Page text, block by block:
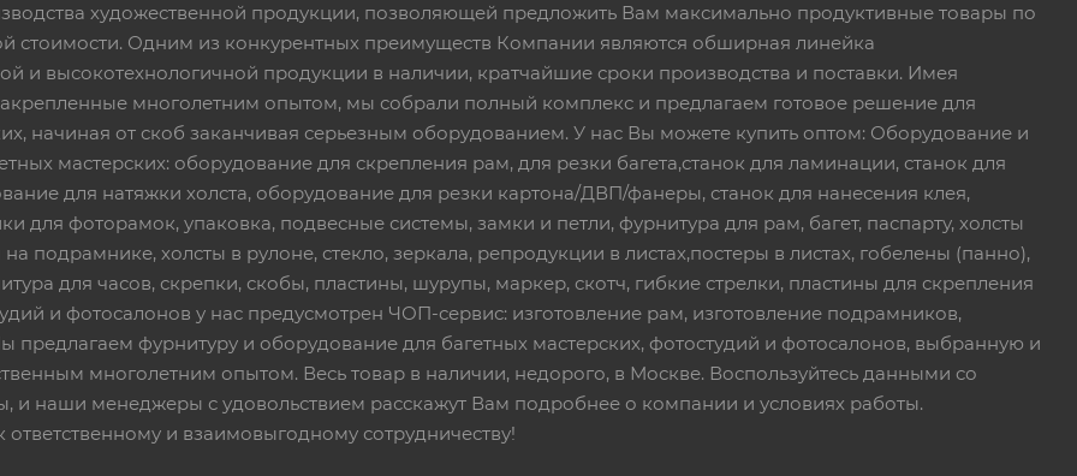
художественной продукции, позволяющей предложить Вам максимально продуктивные товары по
стоимости. Одним из конкурентных преимуществ Компании являются обширная линейка
и высокотехнологичной продукции в наличии, кратчайшие сроки производства и поставки. Имея
многолетним опытом, мы собрали полный комплекс и предлагаем готовое решение для
начиная от скоб заканчивая серьезным оборудованием. У нас Вы можете купить оптом: Оборудование и
мастерских: оборудование для скрепления рам, для резки багета,станок для ламинации, станок для
для натяжки холста, оборудование для резки картона/ДВП/фанеры, станок для нанесения клея,
для фоторамок, упаковка, подвесные системы, замки и петли, фурнитура для рам, багет, паспарту, холсты
на подрамнике, холсты в рулоне, стекло, зеркала, репродукции в листах,постеры в листах, гобелены (панно),
для часов, скрепки, скобы, пластины, шурупы, маркер, скотч, гибкие стрелки, пластины для скрепления
и фотосалонов у нас предусмотрен ЧОП-сервис: изготовление рам, изготовление подрамников,
предлагаем фурнитуру и оборудование для багетных мастерских, фотостудий и фотосалонов, выбранную и
многолетним опытом. Весь товар в наличии, недорого, в Москве. Воспользуйтесь данными со
и наши менеджеры с удовольствием расскажут Вам подробнее о компании и условиях работы.
и взаимовыгодному сотрудничеству!